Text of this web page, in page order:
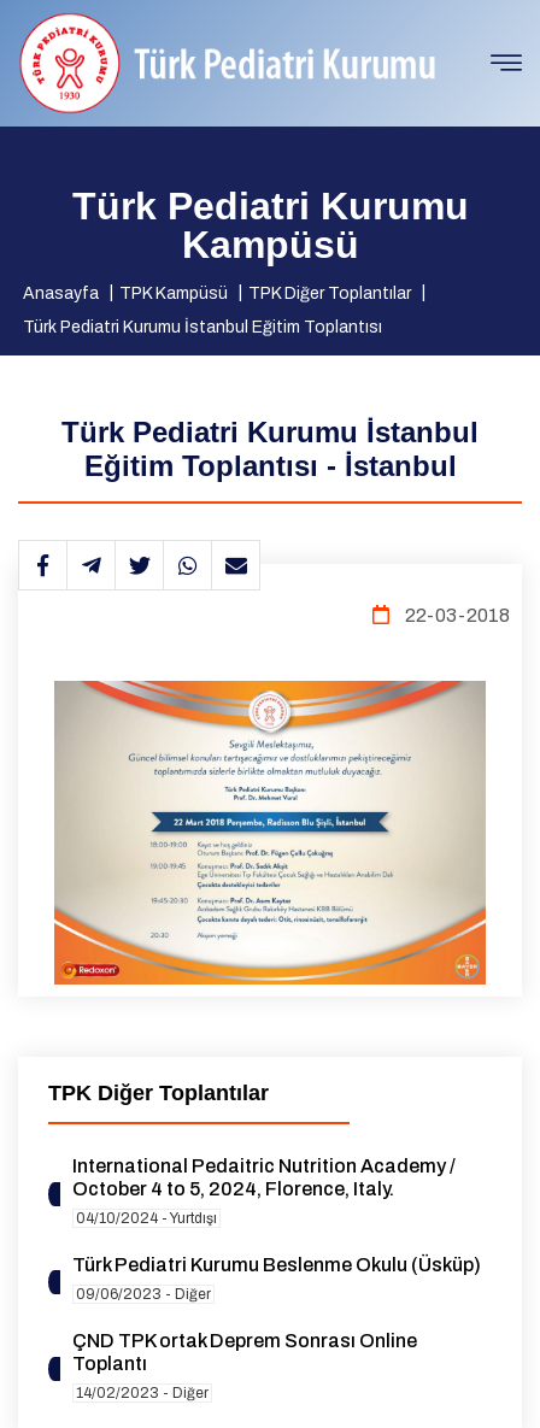
Türk Pediatri Kurumu
Kampüsü
Anasayfa TPK Kampüsü
TPK Diğer Toplantılar
Türk Pediatri Kurumu İstanbul Eğitim Toplantısı
Türk Pediatri Kurumu İstanbul
Eğitim Toplantısı - İstanbul
TPK Diğer Toplantılar
International Pedaitric Nutrition Academy /
October 4 to 5, 2024, Florence, Italy.
04/10/2024 - Yurtdışı
Türk Pediatri Kurumu Beslenme Okulu (Üsküp)
09/06/2023 - Diğer
ÇND TPK ortak Deprem Sonrası Online
Toplantı
14/02/2023 - Diğer
22-03-2018